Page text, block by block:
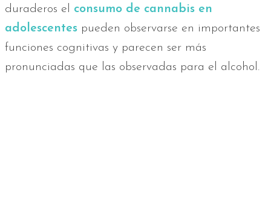
duraderos el consumo de cannabis en
adolescentes pueden observarse en importantes
funciones cognitivas y parecen ser más
pronunciadas que las observadas para el alcohol.